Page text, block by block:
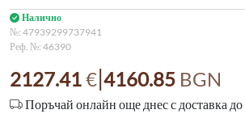
Налично
№: 47939299737941
Реф. №: 46390
2127.41€|4160.85 BGN
Поръчай онлайн още днес с доставка до